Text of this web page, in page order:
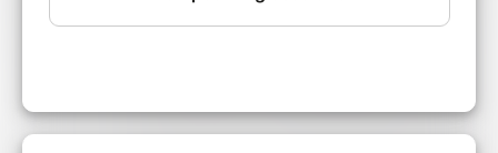
Prix du Public "J'ai du talent " au
Festival d’Avignon
des vendanges de l'humour (Macon)